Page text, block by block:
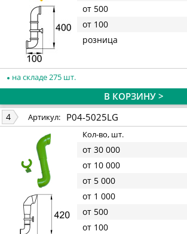
от 500
от 100
розница
на складе 275 шт.
В КОРЗИНУ >
4 Артикул: P04-5025LG
Кол-во, шт.
от 30 000
от 10 000
от 5 000
от 1 000
от 500
от 100